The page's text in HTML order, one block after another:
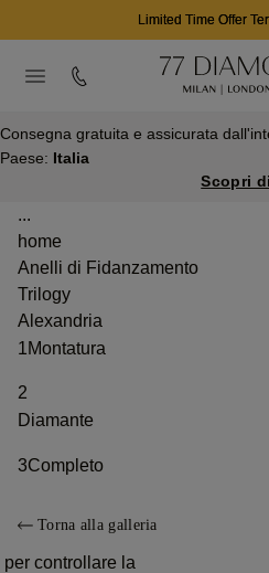
Limited Time Offer
Consegna gratuita e assicurata
Paese: Italia
Scopri
...
home
Anelli di Fidanzamento
Trilogy
Alexandria
1Montatura
2
Diamante
3Completo
Torna alla galleria
controllare la